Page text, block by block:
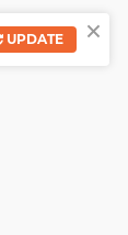
×
UPDATE